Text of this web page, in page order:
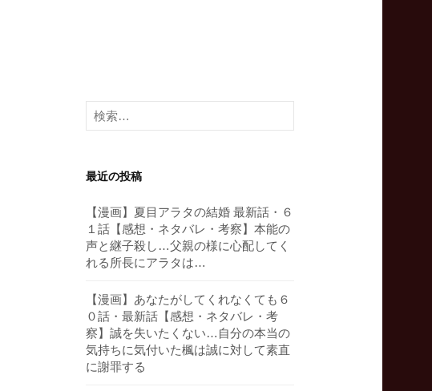
検
索:
最近の投稿
【漫画】夏目アラタの結婚 最新話・６
１話【感想・ネタバレ・考察】本能の
声と継子殺し…父親の様に心配してく
れる所長にアラタは…
【漫画】あなたがしてくれなくても６
０話・最新話【感想・ネタバレ・考
察】誠を失いたくない…自分の本当の
気持ちに気付いた楓は誠に対して素直
に謝罪する